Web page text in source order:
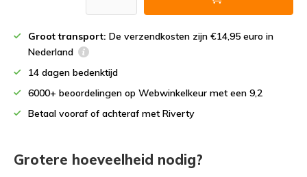
Groot transport: De verzendkosten zijn €14,95 euro in
Nederland
14 dagen bedenktijd
6000+ beoordelingen op Webwinkelkeur met een 9,2
Betaal vooraf of achteraf met Riverty
Grotere hoeveelheid nodig?